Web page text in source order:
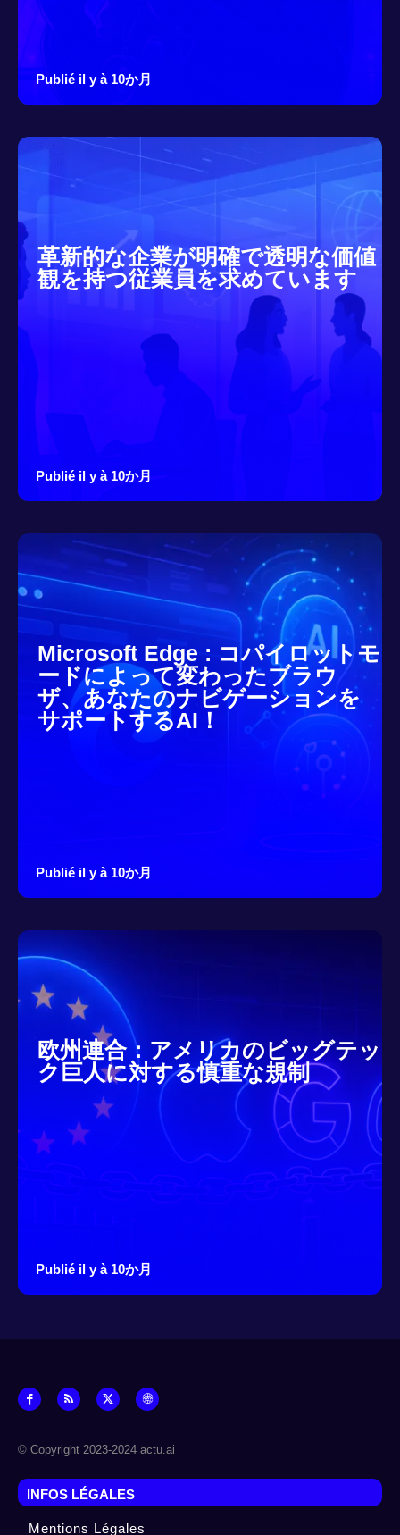
Publié il y à 10か月
革新的な企業が明確で透明な価値
観を持つ従業員を求めています
Publié il y à 10か月
Microsoft Edge : コパイロットモ
ードによって変わったブラウ
ザ、あなたのナビゲーションを
サポートするAI！
Publié il y à 10か月
欧州連合：アメリカのビッグテッ
ク巨人に対する慎重な規制
Publié il y à 10か月
© Copyright 2023-2024 actu.ai
INFOS LÉGALES
Mentions Légales